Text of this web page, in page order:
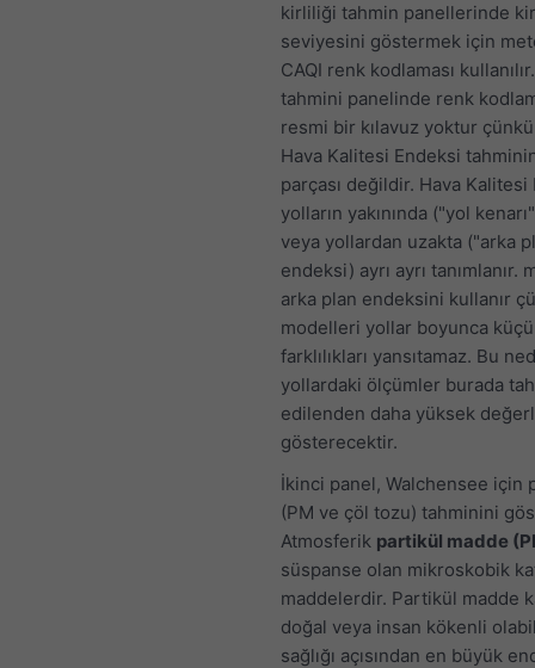
kirliliği tahmin panellerinde
seviyesini göstermek için
CAQI renk kodlaması
tahmini panelinde renk
resmi bir kılavuz yoktur
Hava Kalitesi Endeksi
parçası değildir. Hava Kalitesi
yolların yakınında ("yol
veya yollardan uzakta ("arka
endeksi) ayrı ayrı tanımlanır.
arka plan endeksini kullanır
modelleri yollar boyunca
farklılıkları yansıtamaz. Bu
yollardaki ölçümler burada
edilenden daha yüksek
gösterecektir.
İkinci panel, Walchensee için
(PM ve çöl tozu) tahminini
Atmosferik partikül madde
süspanse olan mikroskobik
maddelerdir. Partikül madde
doğal veya insan kökenli
sağlığı açısından en büyük